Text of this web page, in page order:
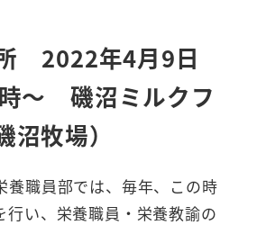
2022年4月9日
時～ 磯沼ミルクフ
沼牧場）
職員部では、毎年、この時
行い、栄養職員・栄養教諭の